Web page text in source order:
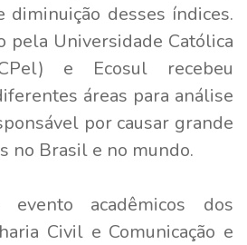
diminuição desses índices.
pela Universidade Católica
e Ecosul recebeu
áreas para análise
por causar grande
no Brasil e no mundo.
evento acadêmicos dos
Civil e Comunicação e